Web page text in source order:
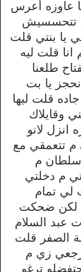
عاوزه أعرس
تتحسسيش
يا بنتي قلت
قلت ليه
طلعنا
نحجز يا بت
قلت ليها
وقايلاك
انزل لانو
م تتعمقي مع
سلطان م
م دخلتي
لي تمام
لكن ضحكت
عبد السلام
الصفر قلت
زي م
ترغو